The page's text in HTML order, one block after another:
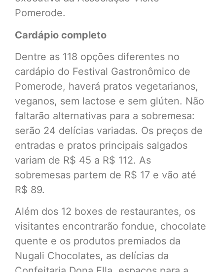
Pomerode.
Cardápio completo
Dentre as 118 opções diferentes no
cardápio do Festival Gastronômico de
Pomerode, haverá pratos vegetarianos,
veganos, sem lactose e sem glúten. Não
faltarão alternativas para a sobremesa:
serão 24 delícias variadas. Os preços de
entradas e pratos principais salgados
variam de R$ 45 a R$ 112. As
sobremesas partem de R$ 17 e vão até
R$ 89.
Além dos 12 boxes de restaurantes, os
visitantes encontrarão fondue, chocolate
quente e os produtos premiados da
Nugali Chocolates, as delícias da